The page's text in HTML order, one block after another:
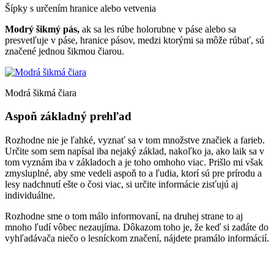
Šípky s určením hranice alebo vetvenia
Modrý šikmý pás, ak sa les rúbe holorubne v páse alebo sa
presvetľuje v páse, hranice pásov, medzi ktorými sa môže rúbať, sú
značené jednou šikmou čiarou.
Modrá šikmá čiara
Aspoň základný prehľad
Rozhodne nie je ľahké, vyznať sa v tom množstve značiek a farieb.
Určite som sem napísal iba nejaký základ, nakoľko ja, ako laik sa v
tom vyznám iba v základoch a je toho omhoho viac. Prišlo mi však
zmysluplné, aby sme vedeli aspoň to a ľudia, ktorí sú pre prírodu a
lesy nadchnutí ešte o čosi viac, si určite informácie zisťujú aj
individuálne.
Rozhodne sme o tom málo informovaní, na druhej strane to aj
mnoho ľudí vôbec nezaujíma. Dôkazom toho je, že keď si zadáte do
vyhľadávača niečo o lesníckom značení, nájdete pramálo informácií.